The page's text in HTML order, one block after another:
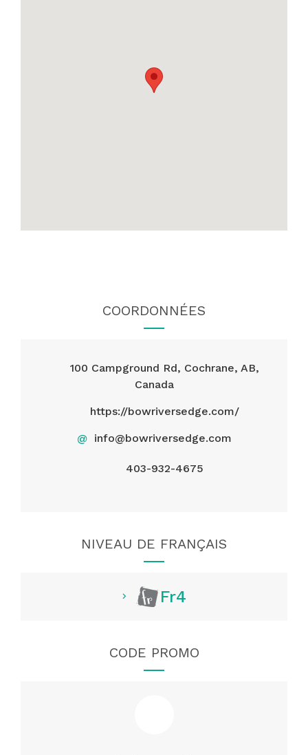
COORDONNÉES
100 Campground Rd, Cochrane, AB,
Canada
https://bowriversedge.com/
@ info@bowriversedge.com
403-932-4675
NIVEAU DE FRANÇAIS
Fr4
CODE PROMO